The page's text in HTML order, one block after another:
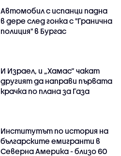
Автомобил с испанци падна
в дере след гонка с "Гранична
полиция" в Бургас
И Израел, и „Хамас“ чакат
другият да направи първата
крачка по плана за Газа
Институтът по история на
българските емигранти в
Северна Америка - близо 60